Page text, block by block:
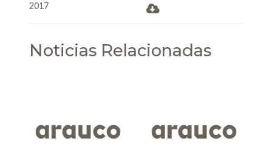
2017
Noticias Relacionadas